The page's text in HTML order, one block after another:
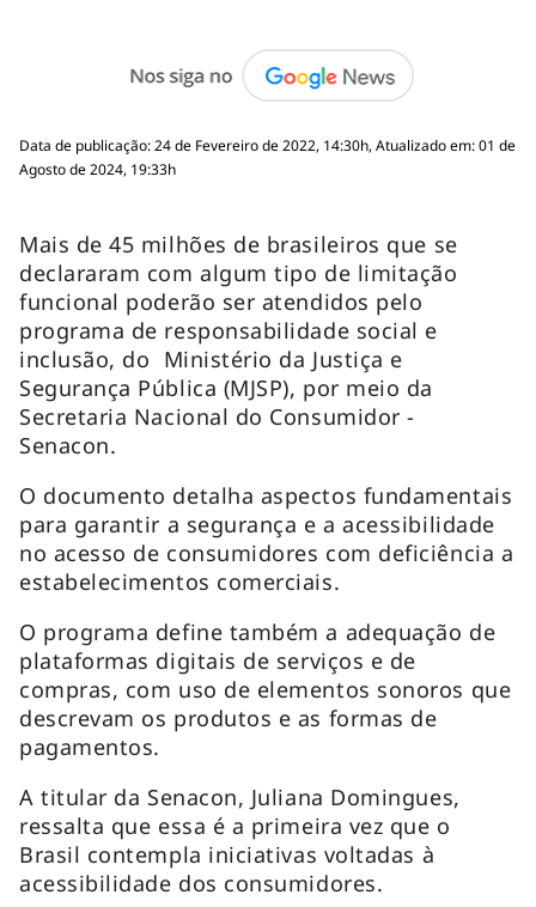
Data de publicação: 24 de Fevereiro de 2022, 14:30h, Atualizado em: 01 de
Agosto de 2024, 19:33h
Mais de 45 milhões de brasileiros que se
declararam com algum tipo de limitação
funcional poderão ser atendidos pelo
programa de responsabilidade social e
inclusão, do Ministério da Justiça e
Segurança Pública (MJSP), por meio da
Secretaria Nacional do Consumidor -
Senacon.
O documento detalha aspectos fundamentais
para garantir a segurança e a acessibilidade
no acesso de consumidores com deficiência a
estabelecimentos comerciais.
O programa define também a adequação de
plataformas digitais de serviços e de
compras, com uso de elementos sonoros que
descrevam os produtos e as formas de
pagamentos.
A titular da Senacon, Juliana Domingues,
ressalta que essa é a primeira vez que o
Brasil contempla iniciativas voltadas à
acessibilidade dos consumidores.